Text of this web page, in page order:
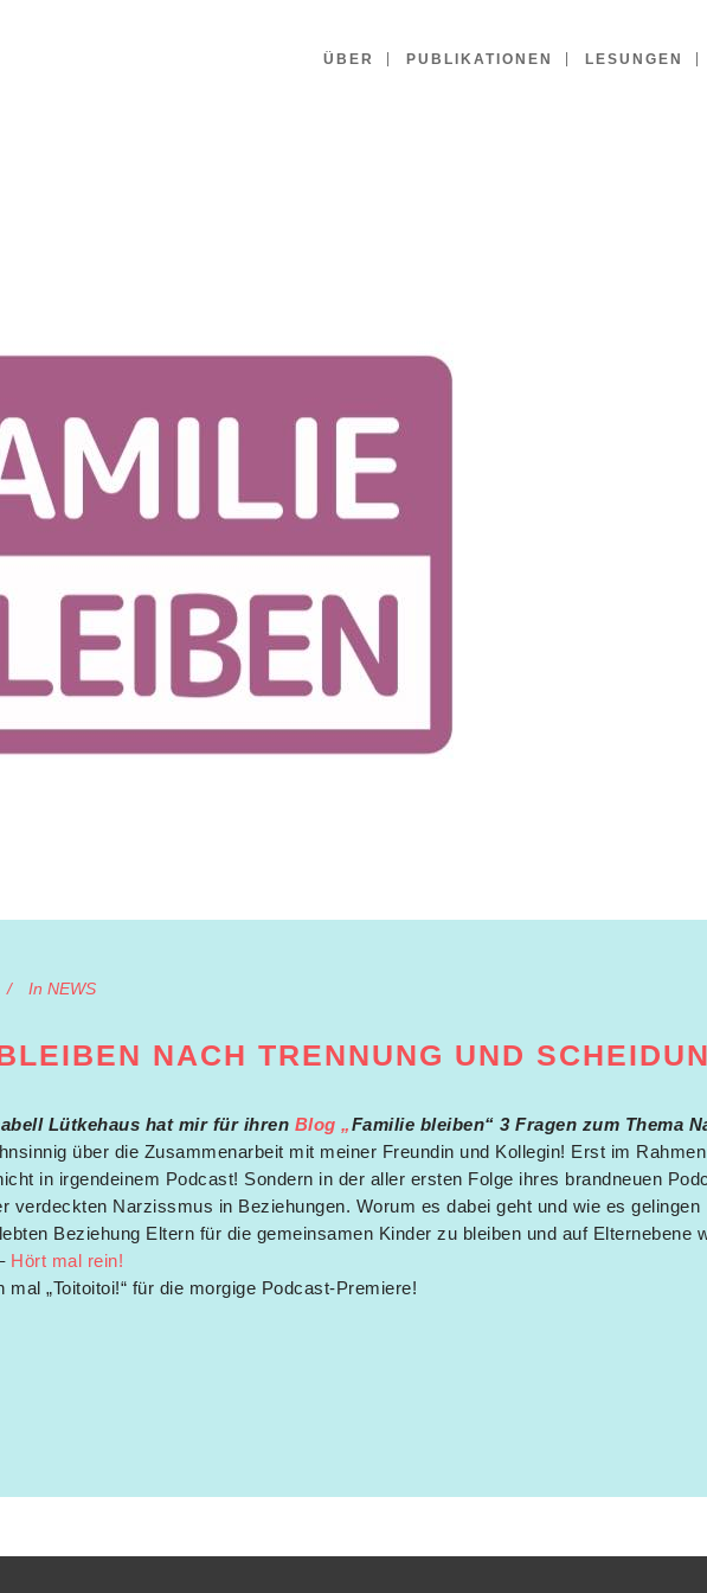
ÜBER PUBLIKATIONEN LESUNGEN
In NEWS
NACH TRENNUNG UND
Lütkehaus hat mir für ihren Blog „Familie bleiben“ 3 Fragen zum Thema
über die Zusammenarbeit mit meiner Freundin und Kollegin! Erst im
in irgendeinem Podcast! Sondern in der aller ersten Folge ihres brandneuen
verdeckten Narzissmus in Beziehungen. Worum es dabei geht und wie es
Beziehung Eltern für die gemeinsamen Kinder zu bleiben und auf Elternebene
Hört mal rein!
mal „Toitoitoi!“ für die morgige Podcast-Premiere!